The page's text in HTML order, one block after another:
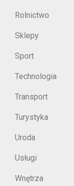
Rolnictwo
Sklepy
Sport
Technologia
Transport
Turystyka
Uroda
Usługi
Wnętrza